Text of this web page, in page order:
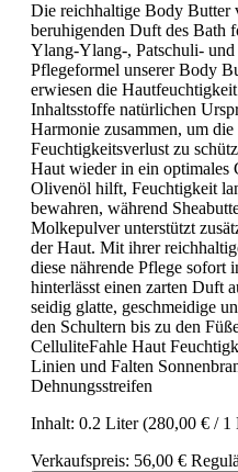
Die reichhaltige Body Butter
beruhigenden Duft des Bath
Ylang-Ylang-, Patschuli-
Pflegeformel unserer Body
erwiesen die
Inhaltsstoffe natürlichen
Harmonie zusammen, um
Feuchtigkeitsverlust zu
Haut wieder in ein optimales
Olivenöl hilft, Feuchtigkeit
bewahren, während
Molkepulver unterstützt
der Haut. Mit ihrer
diese nährende Pflege sofort
hinterlässt einen zarten Duft
seidig glatte, geschmeidige
den Schultern bis zu den
CelluliteFahle Haut
Linien und Falten
Dehnungsstreifen
Inhalt: 0.2 Liter(280,00 € / 1
Verkaufspreis: 56,00 €